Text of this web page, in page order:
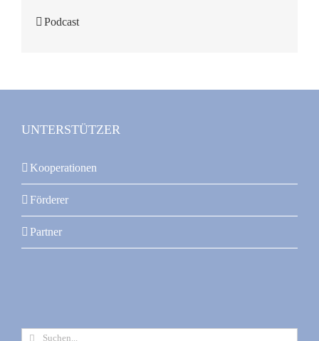
Podcast
UNTERSTÜTZER
Kooperationen
Förderer
Partner
Suche